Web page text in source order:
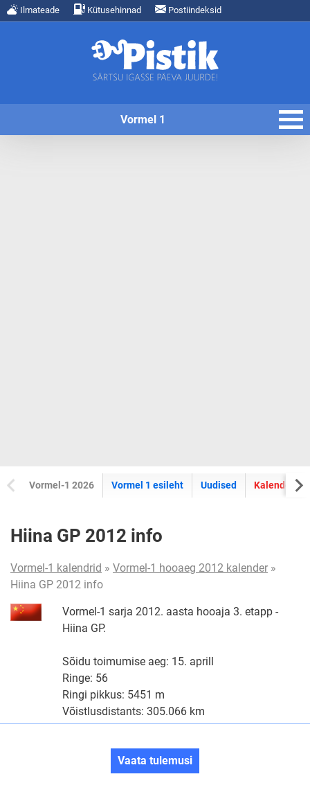
Ilmateade Kütusehinnad Postiindeksid
Vormel 1
Vormel-1 2026 Vormel 1 esileht Uudised Kalender
Hiina GP 2012 info
Vormel-1 kalendrid » Vormel-1 hooaeg 2012 kalender »
Hiina GP 2012 info
Vormel-1 sarja 2012. aasta hooaja 3. etapp -
Hiina GP.
Sõidu toimumise aeg: 15. aprill
Ringe: 56
Ringi pikkus: 5451 m
Võistlusdistants: 305.066 km
Vaata tulemusi